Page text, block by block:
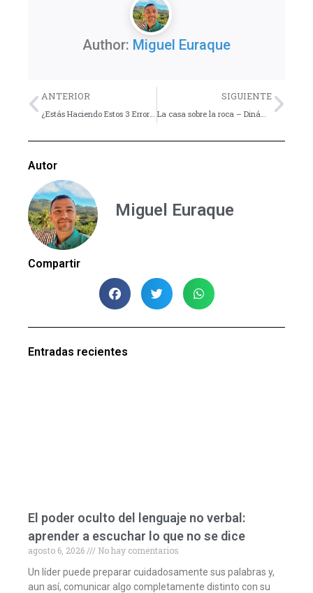
Author: Miguel Euraque
Previo
ANTERIOR
¿Estás Haciendo Estos 3 Errores al Leer la Biblia?
SIGUIENTE
La casa sobre la roca – Dinámica
Autor
Miguel Euraque
Compartir
Entradas recientes
El poder oculto del lenguaje no verbal:
aprender a escuchar lo que no se dice
agosto 6, 2026
No hay comentarios
Un líder puede preparar cuidadosamente sus palabras y,
aun así, comunicar algo completamente distinto con su